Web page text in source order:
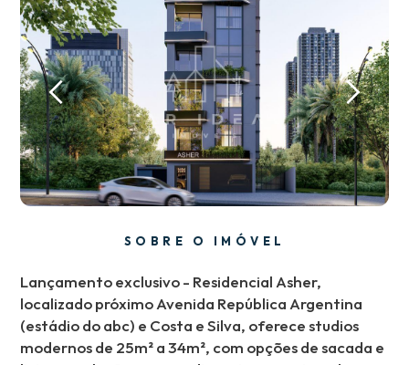
SOBRE O IMÓVEL
Lançamento exclusivo - Residencial Asher,
localizado próximo Avenida República Argentina
(estádio do abc) e Costa e Silva, oferece studios
modernos de 25m² a 34m², com opções de sacada e